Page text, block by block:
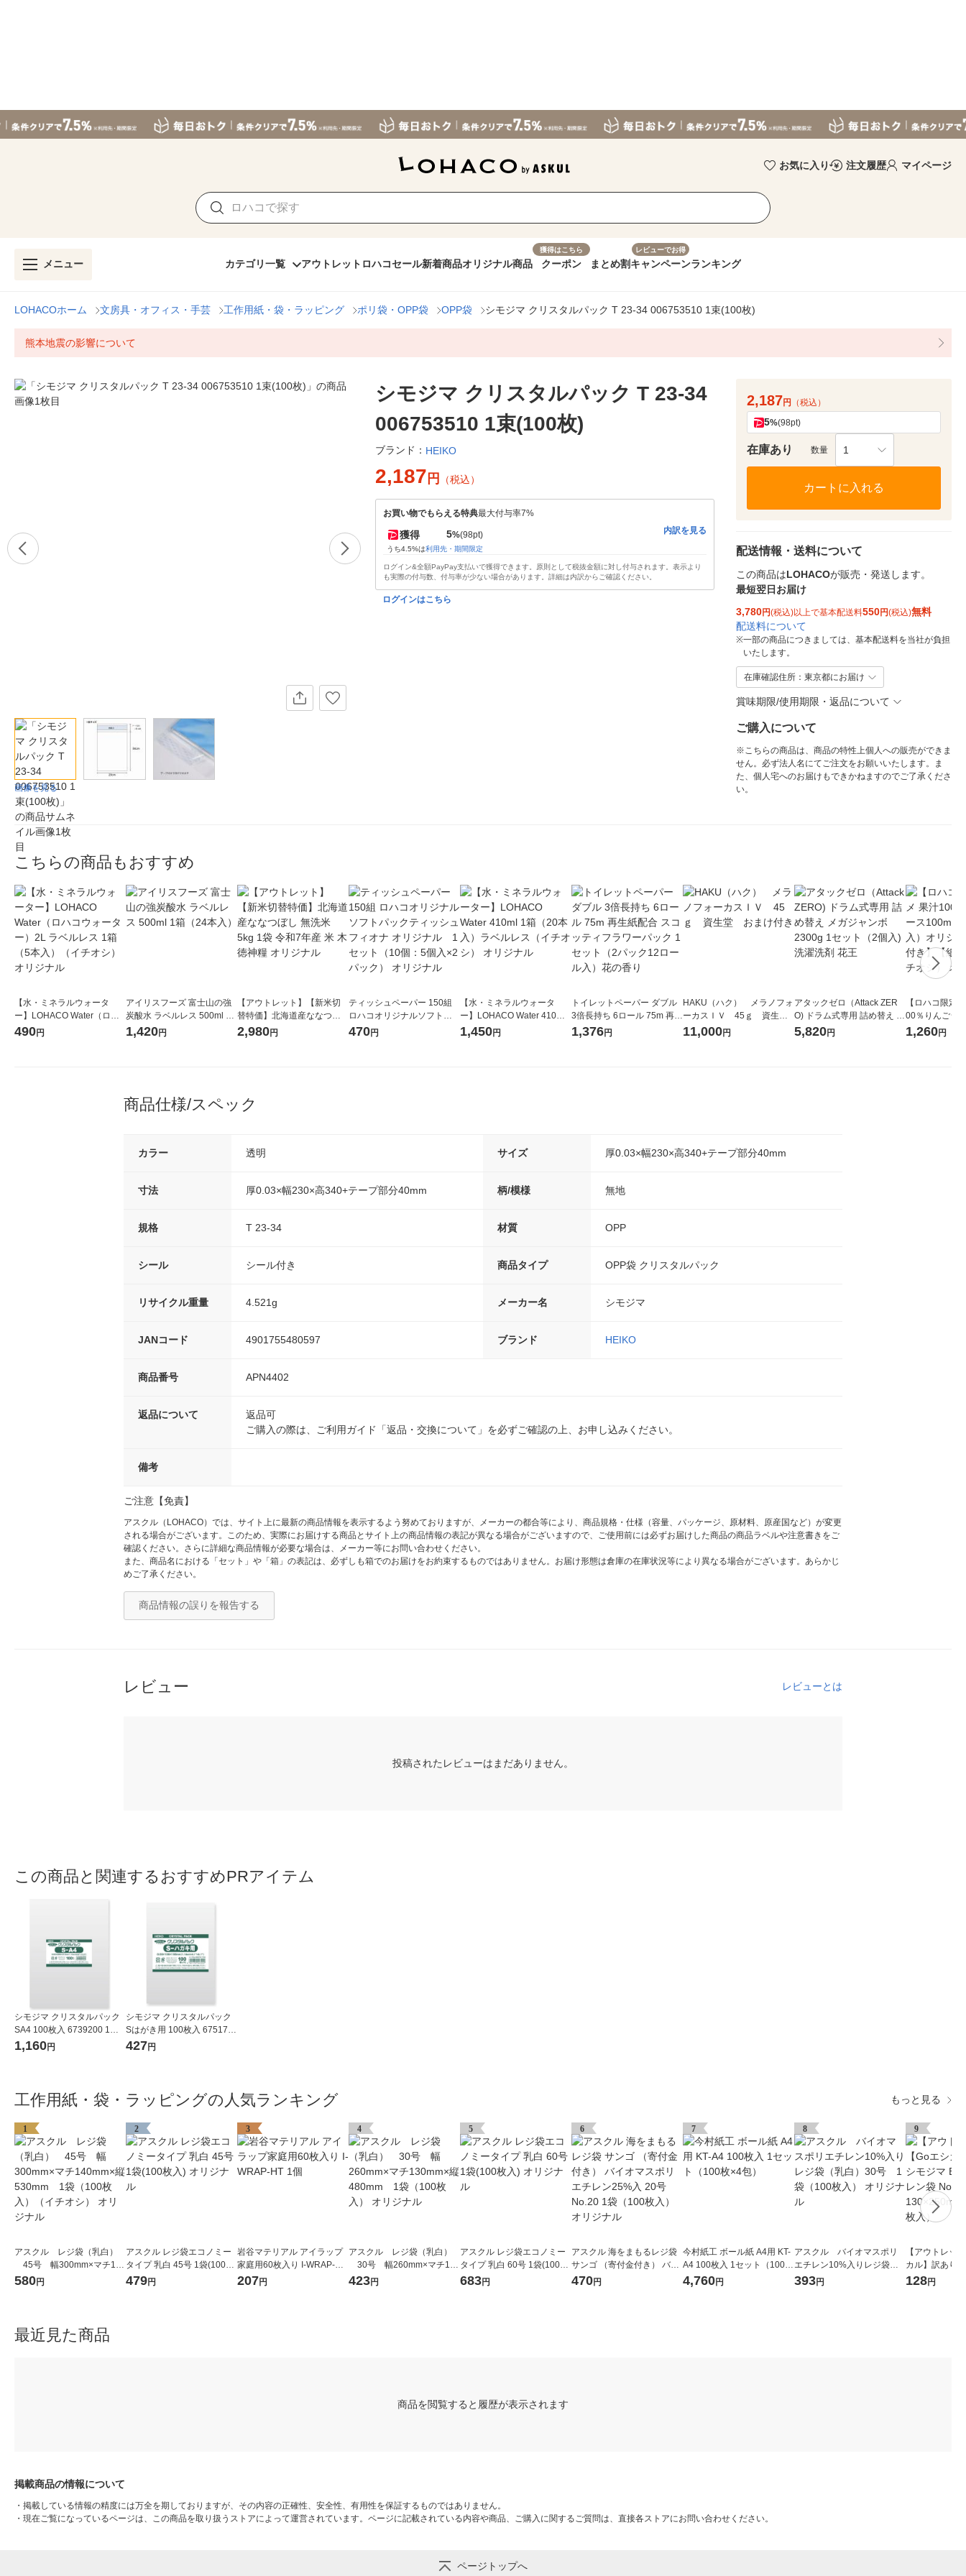
お気に入り 注文履歴 マイページ
メニュー カテゴリ一覧 アウトレット ロハコセール新着商品オリジナル商品
獲得はこちら
クーポン まとめ割
レビューでお得
キャンペーンランキング
LOHACOホーム 文房具・オフィス・手芸 工作用紙・袋・ラッピング ポリ袋・OPP袋 OPP袋 シモジマ クリスタルパック T 23-34 006753510 1束(100枚)
熊本地震の影響について
画像を見る
シモジマ クリスタルパック T 23-34
006753510 1束(100枚)
ブランド： HEIKO
2,187 円 （税込）
お買い物でもらえる特典最大付与率7%
獲得 5%(98pt)
うち4.5%は利用先・期間限定
内訳を見る
ログイン&全額PayPay支払いで獲得できます。原則として税抜金額に対し付与されます。表示より
も実際の付与数、付与率が少ない場合があります。詳細は内訳からご確認ください。
ログインはこちら
2,187円 （税込）
5%(98pt)
在庫あり 数量 1
カートに入れる
配送情報・送料について
この商品はLOHACOが販売・発送します。
最短翌日お届け
3,780円(税込)以上で基本配送料550円(税込)無料
配送料について
※一部の商品につきましては、基本配送料を当社が負担
いたします。
在庫確認住所：東京都にお届け
賞味期限/使用期限・返品について
ご購入について
※こちらの商品は、商品の特性上個人への販売ができま
せん。必ず法人名にてご注文をお願いいたします。ま
た、個人宅へのお届けもできかねますのでご了承くださ
い。
こちらの商品もおすすめ
【水・ミネラルウォータ
ー】LOHACO Water（ロハ
コウォーター）2L ラベルレ
490円
アイリスフーズ 富士山の強
炭酸水 ラベルレス 500ml 1
箱（24本入）
1,420円
【アウトレット】【新米切
替特価】北海道産ななつぼ
し 無洗米 5kg 1袋 令和7年産
2,980円
ティッシュペーパー 150組
ロハコオリジナルソフトパ
ックティッシュ フィオナ オ
470円
【水・ミネラルウォータ
ー】LOHACO Water 410ml
1箱（20本入）ラベルレス
1,450円
トイレットペーパー ダブル
3倍長持ち 6ロール 75m 再生
紙配合 スコッティフラワー
1,376円
HAKU（ハク） メラノフォ
ーカスＩＶ 45ｇ 資生
堂 おまけ付き
11,000円
アタックゼロ（Attack ZER
O) ドラム式専用 詰め替え メ
ガジャンボ 2300g 1セット
5,820円
【ロハコ限定
00％りんごジ
箱（18本入）
1,260円
商品仕様/スペック
カラー 透明 サイズ 厚0.03×幅230×高340+テープ部分40mm
寸法 厚0.03×幅230×高340+テープ部分40mm 柄/模様 無地
規格 T 23-34 材質 OPP
シール シール付き 商品タイプ OPP袋 クリスタルパック
リサイクル重量 4.521g メーカー名 シモジマ
JANコード 4901755480597 ブランド HEIKO
商品番号 APN4402
返品について
返品可
ご購入の際は、ご利用ガイド「返品・交換について」を必ずご確認の上、お申し込みください。
備考
ご注意【免責】
アスクル（LOHACO）では、サイト上に最新の商品情報を表示するよう努めておりますが、メーカーの都合等により、商品規格・仕様（容量、パッケージ、原材料、原産国など）が変更
される場合がございます。このため、実際にお届けする商品とサイト上の商品情報の表記が異なる場合がございますので、ご使用前には必ずお届けした商品の商品ラベルや注意書きをご
確認ください。さらに詳細な商品情報が必要な場合は、メーカー等にお問い合わせください。
また、商品名における「セット」や「箱」の表記は、必ずしも箱でのお届けをお約束するものではありません。お届け形態は倉庫の在庫状況等により異なる場合がございます。あらかじ
めご了承ください。
商品情報の誤りを報告する
レビュー レビューとは
投稿されたレビューはまだありません。
この商品と関連するおすすめPRアイテム
シモジマ クリスタルパック
SA4 100枚入 6739200 1袋
(100枚入)
1,160円
シモジマ クリスタルパック
Sはがき用 100枚入 675170
0 1袋(100枚入)
427円
工作用紙・袋・ラッピングの人気ランキング もっと見る
1
アスクル レジ袋（乳白）
45号 幅300mm×マチ140
mm×縦530mm 1袋（100
580円
2
アスクル レジ袋エコノミー
タイプ 乳白 45号 1袋(100枚
入) オリジナル
479円
3
岩谷マテリアル アイラップ
家庭用60枚入り I-WRAP-HT
1個
207円
4
アスクル レジ袋（乳白）
30号 幅260mm×マチ130
mm×縦480mm 1袋（100
423円
5
アスクル レジ袋エコノミー
タイプ 乳白 60号 1袋(100枚
入) オリジナル
683円
6
アスクル 海をまもるレジ袋
サンゴ （寄付金付き） バイ
オマスポリエチレン25%入 2
470円
7
今村紙工 ボール紙 A4用 KT-
A4 100枚入 1セット（100枚
×4包）
4,760円
8
アスクル バイオマスポリ
エチレン10%入りレジ袋
（乳白）30号 1袋（100枚
393円
9
【アウトレッ
カル】訳あり
ポリエチレン
128円
最近見た商品
商品を閲覧すると履歴が表示されます
掲載商品の情報について
・ 掲載している情報の精度には万全を期しておりますが、その内容の正確性、安全性、有用性を保証するものではありません。
・ 現在ご覧になっているページは、この商品を取り扱うストアによって運営されています。ページに記載されている内容や商品、ご購入に関するご質問は、直接各ストアにお問い合わせください。
ページトップへ